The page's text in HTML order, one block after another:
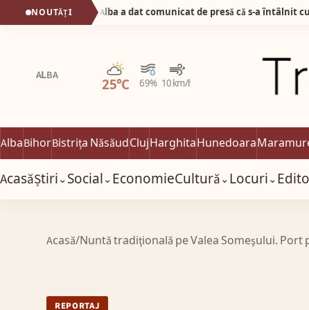
NOUTĂȚI Știrea zilei! Prefectul de Alba a dat comunicat de presǎ cǎ s-a întâlnit cu… nevastă-sa la…Prefecturǎ!
ALBA
25°C 69% 10 km/h
Parțial noros
AlbaBihorBistrița NăsăudClujHarghitaHunedoara
AcasăȘtiri⌄Social⌄EconomieCultură⌄Locuri⌄
Acasă/Nuntă tradiţională pe Valea Someşului.
REPORTAJ